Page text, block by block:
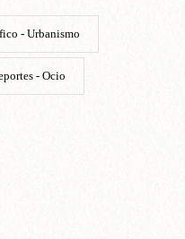
- Urbanismo
- Ocio